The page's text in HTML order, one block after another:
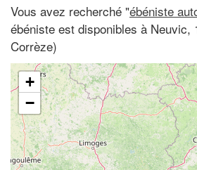
Vous avez recherché "ébéniste
ébéniste est disponibles à Neuvic,
Corrèze)
+
−